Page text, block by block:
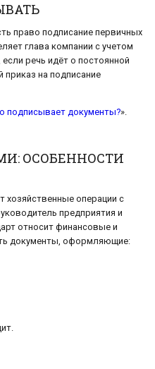
право подписание первичных
глава компании с учетом
речь идёт о постоянной
на подписание
подписывает документы?».
ОСОБЕННОСТИ
операции с
предприятия и
относит финансовые и
документы, оформляющие: